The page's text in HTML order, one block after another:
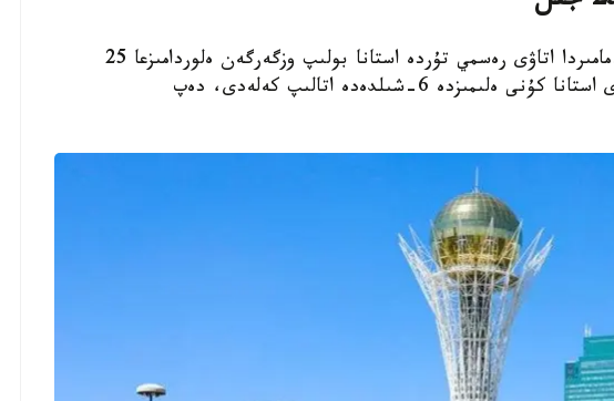
استانا. قازاقپارات - 1998 -جىلى 6-مامىردا اتاۋى رەسمي تۇردە استانا بولىپ وزگەرگەن ەلوردامىزعا 25
جىل تولدى. ال، 2009 -جىلدان بەرى استانا كۇنى ەلىمىزدە 6-شىلدەدە اتالىپ كەلەدى، دەپ